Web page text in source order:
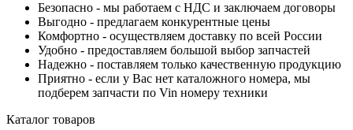
Безопасно - мы работаем с НДС и заключаем договоры
Выгодно - предлагаем конкурентные цены
Комфортно - осуществляем доставку по всей России
Удобно - предоставляем большой выбор запчастей
Надежно - поставляем только качественную продукцию
Приятно - если у Вас нет каталожного номера, мы
подберем запчасти по Vin номеру техники
Каталог товаров